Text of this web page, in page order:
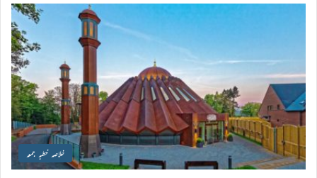
خلاصہ خطبہ جمعہ